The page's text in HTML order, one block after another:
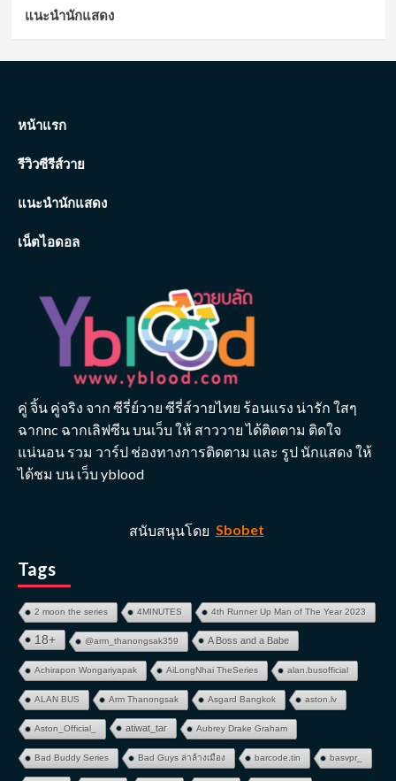
แนะนำนักแสดง
หน้าแรก
รีวิวซีรีส์วาย
แนะนำนักแสดง
เน็ตไอดอล
คู่ จิ้น คู่จริง จาก ซีรี่ย์วาย ซีรี่ส์วายไทย ร้อนแรง น่ารัก ใสๆ
ฉากnc ฉากเลิฟซีน บนเว็บ ให้ สาววาย ได้ติดตาม ติดใจ
แน่นอน รวม วาร์ป ช่องทางการติดตาม และ รูป นักแสดง ให้
ได้ชม บน เว็บ yblood
สนับสนุนโดย Sbobet
Tags
2 moon the series 4MINUTES 4th Runner Up Man of The Year 2023
18+ @arm_thanongsak359 A Boss and a Babe
Achirapon Wongariyapak AiLongNhai TheSeries alan.busofficial
ALAN BUS Arm Thanongsak Asgard Bangkok aston.lv
Aston_Official_ atiwat_tar Aubrey Drake Graham
Bad Buddy Series Bad Guys ล่าล้างเมือง barcode.tin basvpr_